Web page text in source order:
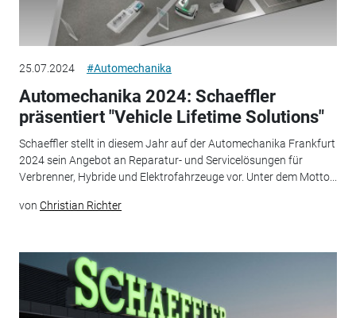
25.07.2024 #Automechanika
Automechanika 2024: Schaeffler
präsentiert "Vehicle Lifetime Solutions"
Schaeffler stellt in diesem Jahr auf der Automechanika Frankfurt
2024 sein Angebot an Reparatur- und Servicelösungen für
Verbrenner, Hybride und Elektrofahrzeuge vor. Unter dem Motto...
von Christian Richter